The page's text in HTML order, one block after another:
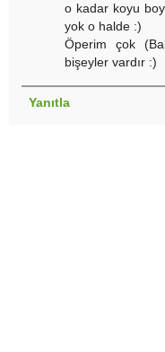
o kadar koyu
yok o halde :)
Öperim çok
bişeyler vardır :)
Yanıtla